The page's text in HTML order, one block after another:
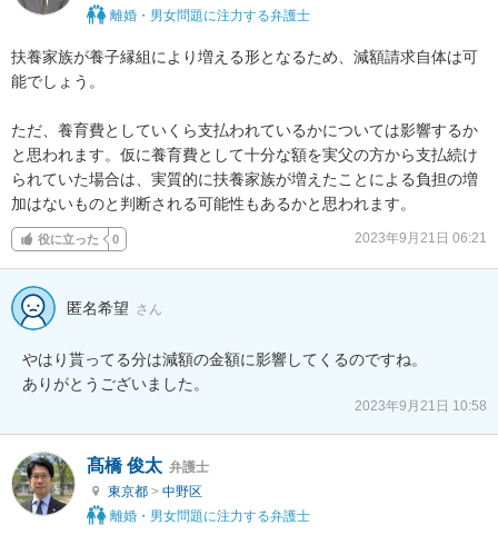
離婚・男女問題に注力する弁護士
扶養家族が養子縁組により増える形となるため、減額請求自体は可
能でしょう。
ただ、養育費としていくら支払われているかについては影響するか
と思われます。仮に養育費として十分な額を実父の方から支払続け
られていた場合は、実質的に扶養家族が増えたことによる負担の増
加はないものと判断される可能性もあるかと思われます。
役に立った 0 2023年9月21日 06:21
匿名希望 さん
やはり貰ってる分は減額の金額に影響してくるのですね。
2023年9月21日 10:58
髙橋 俊太 弁護士
東京都 > 中野区
離婚・男女問題に注力する弁護士